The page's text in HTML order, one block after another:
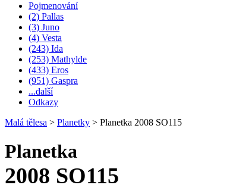
Pojmenování
(2) Pallas
(3) Juno
(4) Vesta
(243) Ida
(253) Mathylde
(433) Eros
(951) Gaspra
...další
Odkazy
Malá tělesa > Planetky > Planetka 2008 SO115
Planetka
2008 SO115